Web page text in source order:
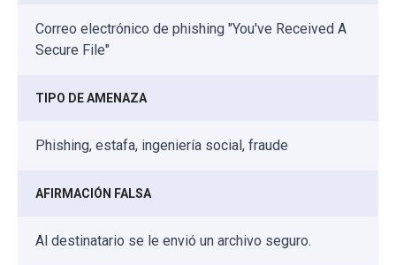
Correo electrónico de phishing "You've Received A
Secure File"
TIPO DE AMENAZA
Phishing, estafa, ingeniería social, fraude
AFIRMACIÓN FALSA
Al destinatario se le envió un archivo seguro.